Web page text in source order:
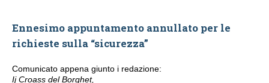
Ennesimo appuntamento annullato per le
richieste sulla “sicurezza”
Comunicato appena giunto i redazione:
Ij Croass del Borghet,